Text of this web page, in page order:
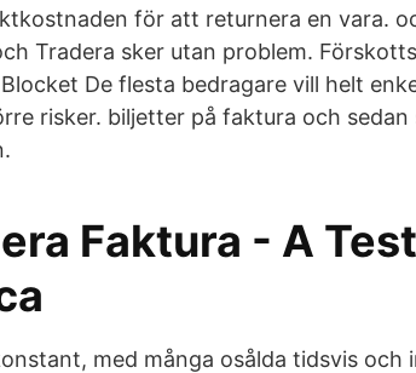
för att returnera en vara.
Tradera sker utan problem.
De flesta bedragare vill helt
risker. biljetter på faktura och sedan
Faktura - A
med många osålda tidsvis och